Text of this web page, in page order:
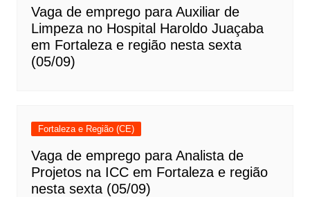
Vaga de emprego para Auxiliar de
Limpeza no Hospital Haroldo Juaçaba
em Fortaleza e região nesta sexta
(05/09)
Fortaleza e Região (CE)
Vaga de emprego para Analista de
Projetos na ICC em Fortaleza e região
nesta sexta (05/09)